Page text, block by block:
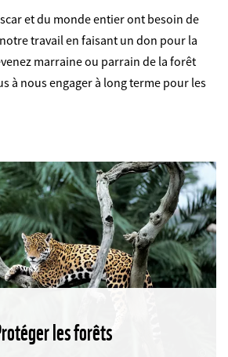
et du monde entier ont besoin de
travail en faisant un don pour la
marraine ou parrain de la forêt
à nous engager à long terme pour les
les forêts